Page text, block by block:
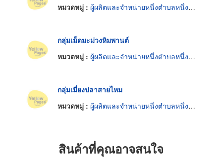
หมวดหมู่ : ผู้ผลิตและจำหน่ายหนึ่งตำบลหนึ่งผลิตภัณฑ์
กลุ่มเม็ดมะม่วงหิมพานต์
หมวดหมู่ : ผู้ผลิตและจำหน่ายหนึ่งตำบลหนึ่งผลิตภัณฑ์
กลุ่มเมี่ยงปลาสายไหม
หมวดหมู่ : ผู้ผลิตและจำหน่ายหนึ่งตำบลหนึ่งผลิตภัณฑ์
สินค้าที่คุณอาจสนใจ